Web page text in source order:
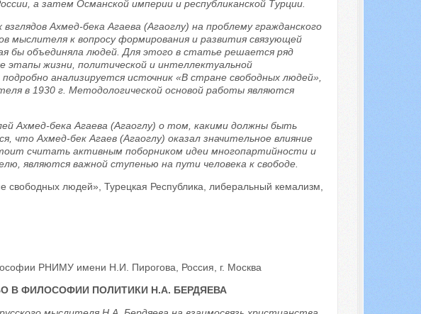
а затем Османской империи и республиканской Турции.
Ахмед-бека Агаева (Агаоглу) на проблему гражданского
мыслителя к вопросу формирования и развития связующей
бы объединяла людей. Для этого в статье решается ряд
этапы жизни, политической и интеллектуальной
анализируется источник «В стране свободных людей»,
в 1930 г. Методологической основой работы являются
Ахмед-бека Агаева (Агаоглу) о том, какими должны быть
что Ахмед-бек Агаев (Агаоглу) оказал значительное влияние
считать активным поборником идеи многопартийности и
являются важной ступенью на пути человека к свободе.
свободных людей», Турецкая Республика, либеральный кемализм,
РНИМУ имени Н.И. Пирогова, Россия, г. Москва
В ФИЛОСОФИИ ПОЛИТИКИ Н.А. БЕРДЯЕВА